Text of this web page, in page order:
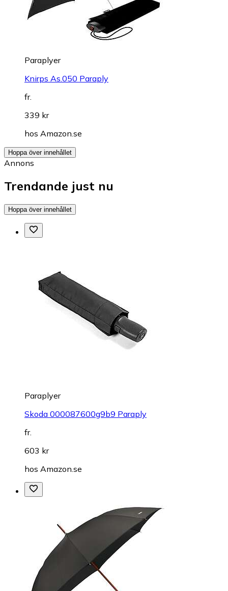
Paraplyer
Knirps As.050 Paraply
fr.
339 kr
hos Amazon.se
Hoppa över innehållet
Annons
Trendande just nu
Hoppa över innehållet
Paraplyer
Skoda 000087600g9b9 Paraply
fr.
603 kr
hos Amazon.se